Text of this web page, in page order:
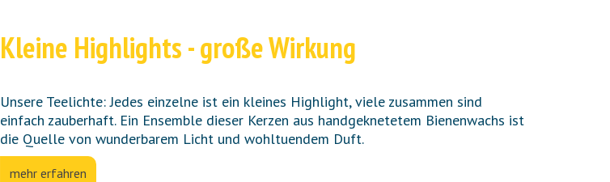
Kleine Highlights - große Wirkung
Unsere Teelichte: Jedes einzelne ist ein kleines Highlight, viele zusammen sind
einfach zauberhaft. Ein Ensemble dieser Kerzen aus handgeknetetem Bienenwachs ist
die Quelle von wunderbarem Licht und wohltuendem Duft.
mehr erfahren